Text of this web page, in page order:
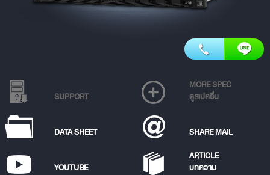
SUPPORT
MORE SPEC
ดูสเปคอื่น
DATA SHEET SHARE MAIL
YOUTUBE
ARTICLE
บทความ